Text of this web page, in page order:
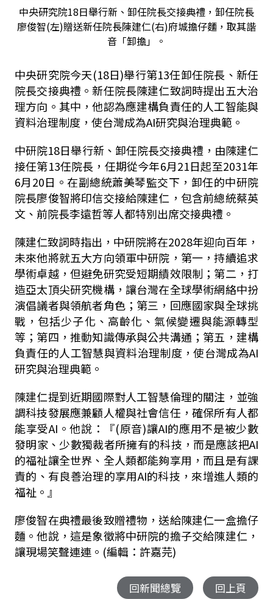
中央研究院18日舉行新、卸任院長交接典禮，卸任院長
廖俊智(左)贈送新任院長陳建仁(右)府城擔仔麵，取其諧
音「卸擔」。
中央研究院今天(18日)舉行第13任卸任院長、新任
院長交接典禮。新任院長陳建仁致詞時提出五大治
理方向。其中，他認為應建構負責任的人工智能與
資料治理制度，使台灣成為AI研究與治理典範。
中研院18日舉行新、卸任院長交接典禮，由陳建仁
接任第13任院長，任期從今年6月21日起至2031年
6月20日。在副總統蕭美琴監交下，卸任的中研院
院長廖俊智將印信交接給陳建仁，包含前總統蔡英
文、前院長李遠哲等人都特別出席交接典禮。
陳建仁致詞時指出，中研院將在2028年迎向百年，
未來他將就五大方向領軍中研院，第一，持續追求
學術卓越，但避免研究受短期績效限制；第二，打
造亞太頂尖研究機構，讓台灣在全球學術網絡中扮
演倡議者與領航者角色；第三，回應國家與全球挑
戰，包括少子化、高齡化、氣候變遷與能源轉型
等；第四，推動知識傳承與公共溝通；第五，建構
負責任的人工智慧與資料治理制度，使台灣成為AI
研究與治理典範。
陳建仁提到近期國際對人工智慧倫理的關注，並強
調科技發展應兼顧人權與社會信任，確保所有人都
能享受AI。他說：『(原音)讓AI的應用不是被少數
發明家、少數獨裁者所擁有的科技，而是應該把AI
的福祉讓全世界、全人類都能夠享用，而且是有課
責的、有良善治理的享用AI的科技，來增進人類的
福祉。』
廖俊智在典禮最後致贈禮物，送給陳建仁一盒擔仔
麵。他說，這是象徵將中研院的擔子交給陳建仁，
讓現場笑聲連連。(編輯：許嘉芫)
回新聞總覽 回上頁